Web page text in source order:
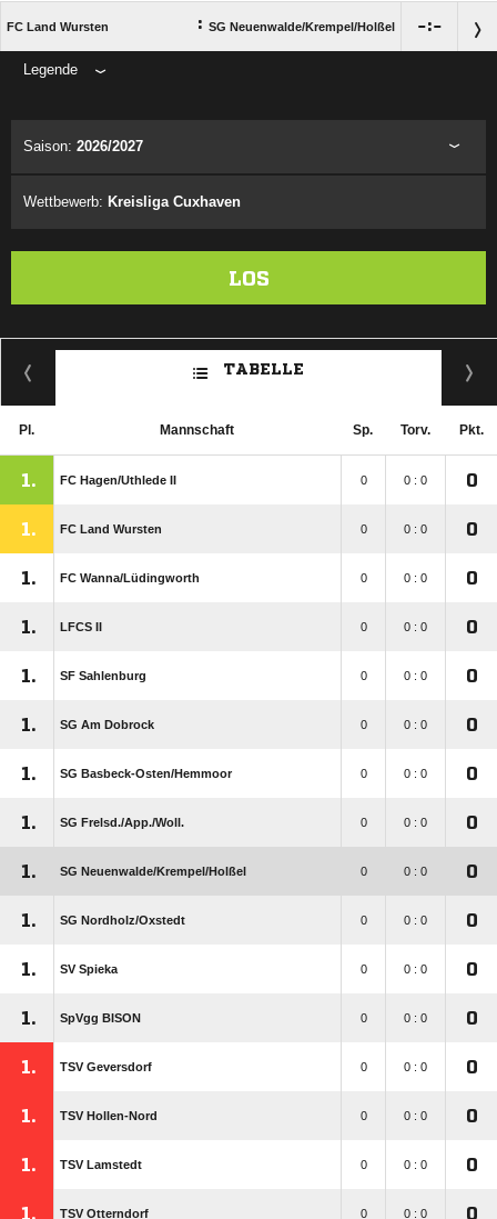
FC Land Wursten : SG Neuenwalde/​Krempel/​Holßel :
Legende
Saison: 2026/2027
Wettbewerb: Kreisliga Cuxhaven
LOS
TABELLE
Pl. Mannschaft Sp. Torv. Pkt.
1. FC Hagen/​Uthlede II 0 0 : 0 0
1. FC Land Wursten 0 0 : 0 0
1. FC Wanna/​Lüdingworth 0 0 : 0 0
1. LFCS II 0 0 : 0 0
1. SF Sahlenburg 0 0 : 0 0
1. SG Am Dobrock 0 0 : 0 0
1. SG Basbeck-Osten/​Hemmoor 0 0 : 0 0
1. SG Frelsd./​App./​Woll. 0 0 : 0 0
1. SG Neuenwalde/​Krempel/​Holßel 0 0 : 0 0
1. SG Nordholz/​Oxstedt 0 0 : 0 0
1. SV Spieka 0 0 : 0 0
1. SpVgg BISON 0 0 : 0 0
1. TSV Geversdorf 0 0 : 0 0
1. TSV Hollen-Nord 0 0 : 0 0
1. TSV Lamstedt 0 0 : 0 0
1. TSV Otterndorf 0 0 : 0 0